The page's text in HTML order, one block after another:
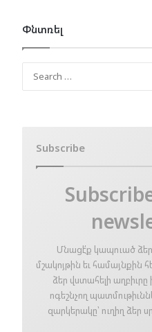
Փնտռել
Subscribe
Մնացէ՛ք կապուած
մշակոյթին եւ համայնքին
ձեր վստահելի աղբիւրը
ոգեշնչող
զարկերակը՝ ուղիղ ձեր